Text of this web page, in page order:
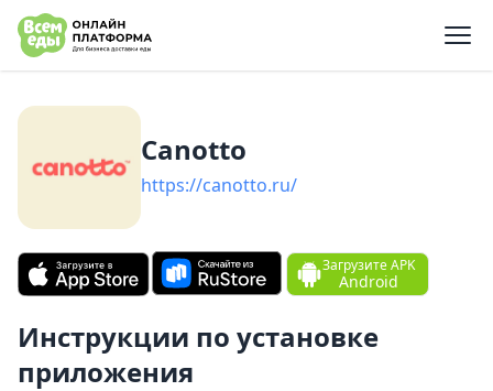
Canotto
https://canotto.ru/
Загрузите APK
Android
Инструкции по установке
приложения
menu